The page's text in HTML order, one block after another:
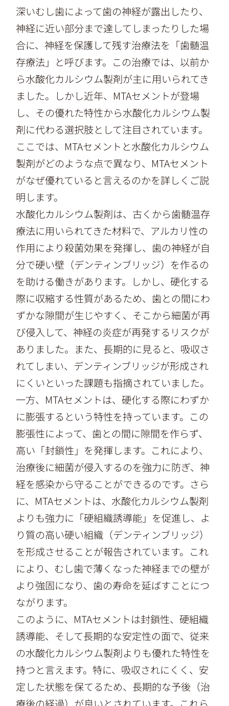
深いむし歯によって歯の神経が露出したり、
神経に近い部分まで達してしまったりした場
合に、神経を保護して残す治療法を「歯髄温
存療法」と呼びます。この治療では、以前か
ら水酸化カルシウム製剤が主に用いられてき
ました。しかし近年、MTAセメントが登場
し、その優れた特性から水酸化カルシウム製
剤に代わる選択肢として注目されています。
ここでは、MTAセメントと水酸化カルシウム
製剤がどのような点で異なり、MTAセメント
がなぜ優れていると言えるのかを詳しくご説
明します。
水酸化カルシウム製剤は、古くから歯髄温存
療法に用いられてきた材料で、アルカリ性の
作用により殺菌効果を発揮し、歯の神経が自
分で硬い壁（デンティンブリッジ）を作るの
を助ける働きがあります。しかし、硬化する
際に収縮する性質があるため、歯との間にわ
ずかな隙間が生じやすく、そこから細菌が再
び侵入して、神経の炎症が再発するリスクが
ありました。また、長期的に見ると、吸収さ
れてしまい、デンティンブリッジが形成され
にくいといった課題も指摘されていました。
一方、MTAセメントは、硬化する際にわずか
に膨張するという特性を持っています。この
膨張性によって、歯との間に隙間を作らず、
高い「封鎖性」を発揮します。これにより、
治療後に細菌が侵入するのを強力に防ぎ、神
経を感染から守ることができるのです。さら
に、MTAセメントは、水酸化カルシウム製剤
よりも強力に「硬組織誘導能」を促進し、よ
り質の高い硬い組織（デンティンブリッジ）
を形成させることが報告されています。これ
により、むし歯で薄くなった神経までの壁が
より強固になり、歯の寿命を延ばすことにつ
ながります。
このように、MTAセメントは封鎖性、硬組織
誘導能、そして長期的な安定性の面で、従来
の水酸化カルシウム製剤よりも優れた特性を
持つと言えます。特に、吸収されにくく、安
定した状態を保てるため、長期的な予後（治